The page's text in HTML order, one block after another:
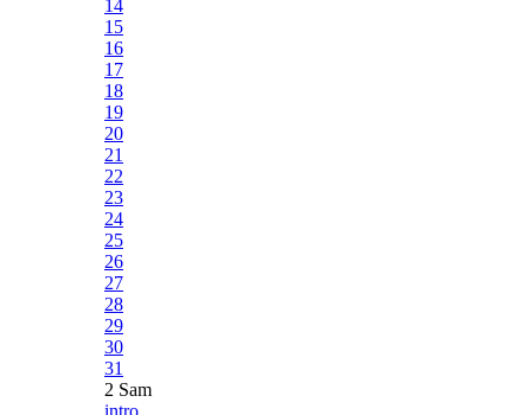
14
15
16
17
18
19
20
21
22
23
24
25
26
27
28
29
30
31
2 Sam
intro